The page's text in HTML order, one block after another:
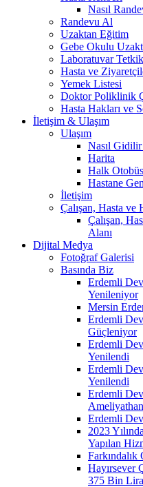
Nasıl
Randevu Al
Uzaktan Eğitim
Gebe Okulu
Laboratuvar
Hasta ve
Yemek Listesi
Doktor Poliklinik
Hasta Hakları ve
İletişim & Ulaşım
Ulaşım
Nasıl Gidilir
Harita
Halk
Hastane
İletişim
Çalışan, Hasta ve
Çalışan,
Alanı
Dijital Medya
Fotoğraf Galerisi
Basında Biz
Erdemli
Yenileniyor
Mersin
Erdemli
Güçleniyor
Erdemli
Yenilendi
Erdemli
Yenilendi
Erdemli
Erdemli
2023
Yapılan
Farkındalık
Hayırsever
375 Bin